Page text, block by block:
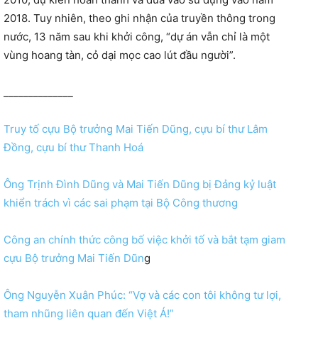
2018. Tuy nhiên, theo ghi nhận của truyền thông trong
nước, 13 năm sau khi khởi công, “dự án vẫn chỉ là một
vùng hoang tàn, cỏ dại mọc cao lút đầu người”.
Truy tố cựu Bộ trưởng Mai Tiến Dũng, cựu bí thư Lâm
Đồng, cựu bí thư Thanh Hoá
Ông Trịnh Đình Dũng và Mai Tiến Dũng bị Đảng kỷ luật
khiển trách vì các sai phạm tại Bộ Công thương
Công an chính thức công bố việc khởi tố và bắt tạm giam
cựu Bộ trưởng Mai Tiến Dũng
Ông Nguyễn Xuân Phúc: “Vợ và các con tôi không tư lợi,
tham nhũng liên quan đến Việt Á!”